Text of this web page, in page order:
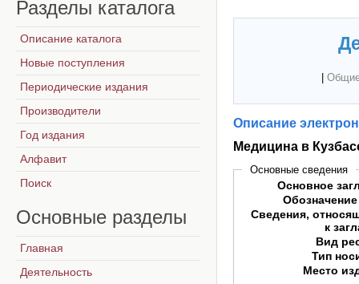
Описание
Медицина в
Основные сведения
Основное
Сведения,
к
Вид
Тип
Место
Разделы каталога
Описание каталога
Новые поступления
Периодические издания
Производители
Год издания
Алфавит
Поиск
Основные разделы
Главная
Деятельность